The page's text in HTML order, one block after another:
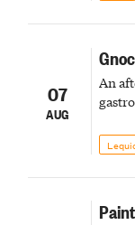
07
AUG
An